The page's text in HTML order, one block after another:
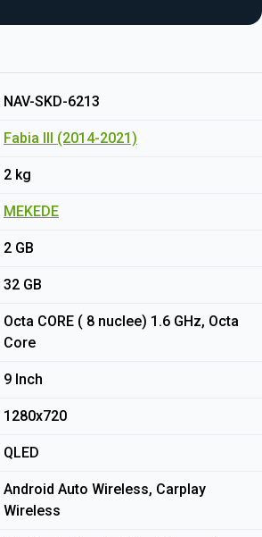
NAV-SKD-6213
Fabia III (2014-2021)
2 kg
MEKEDE
2 GB
32 GB
Octa CORE ( 8 nuclee) 1.6 GHz, Octa
Core
9 Inch
1280x720
QLED
Android Auto Wireless, Carplay
Wireless